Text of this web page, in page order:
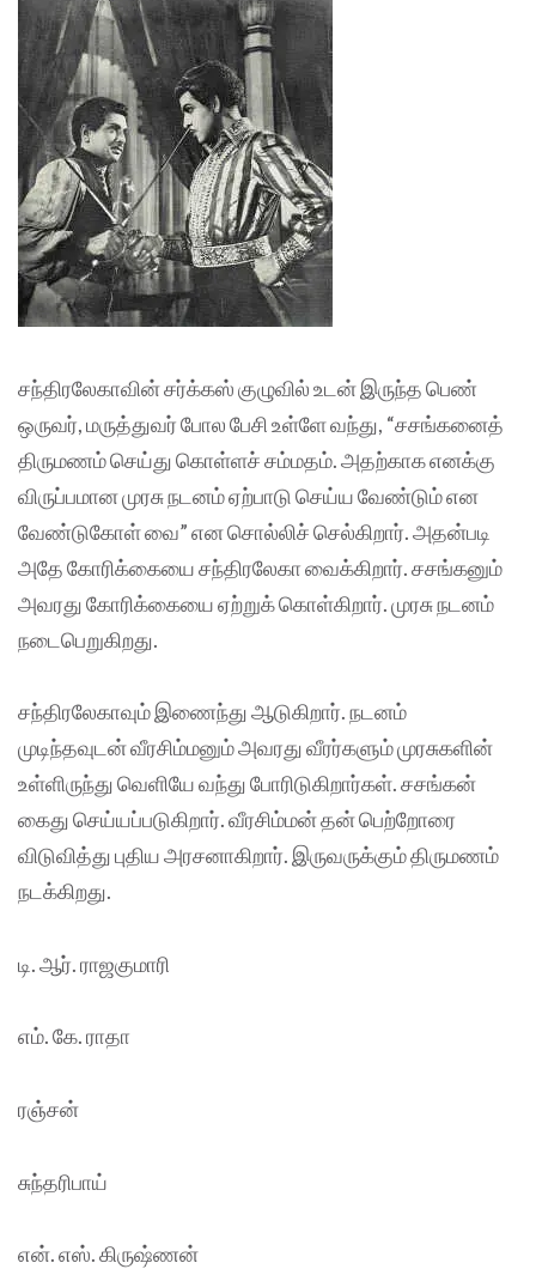
சந்திரலேகாவின் சர்க்கஸ் குழுவில் உடன் இருந்த பெண்
ஒருவர், மருத்துவர் போல பேசி உள்ளே வந்து, “சசங்கனைத்
திருமணம் செய்து கொள்ளச் சம்மதம். அதற்காக எனக்கு
விருப்பமான முரசு நடனம் ஏற்பாடு செய்ய வேண்டும் என
வேண்டுகோள் வை” என சொல்லிச் செல்கிறார். அதன்படி
அதே கோரிக்கையை சந்திரலேகா வைக்கிறார். சசங்கனும்
அவரது கோரிக்கையை ஏற்றுக் கொள்கிறார். முரசு நடனம்
நடைபெறுகிறது.
சந்திரலேகாவும் இணைந்து ஆடுகிறார். நடனம்
முடிந்தவுடன் வீரசிம்மனும் அவரது வீரர்களும் முரசுகளின்
உள்ளிருந்து வெளியே வந்து போரிடுகிறார்கள். சசங்கன்
கைது செய்யப்படுகிறார். வீரசிம்மன் தன் பெற்றோரை
விடுவித்து புதிய அரசனாகிறார். இருவருக்கும் திருமணம்
நடக்கிறது.
டி. ஆர். ராஜகுமாரி
எம். கே. ராதா
ரஞ்சன்
சுந்தரிபாய்
என். எஸ். கிருஷ்ணன்